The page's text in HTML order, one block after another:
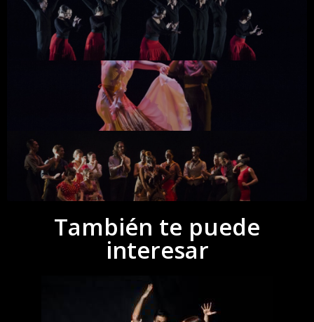
También te puede
interesar